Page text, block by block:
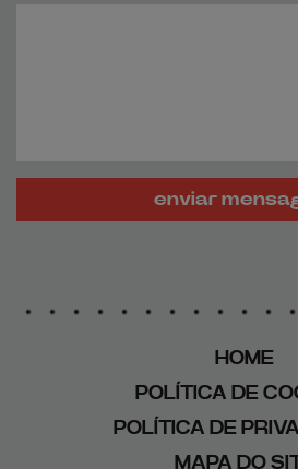
enviar
HOME
POLÍTICA DE
POLÍTICA DE
MAPA DO